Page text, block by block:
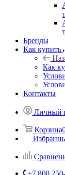
Бренды
Как купить
Как
Контакты
Личный
Корзина
+7 800